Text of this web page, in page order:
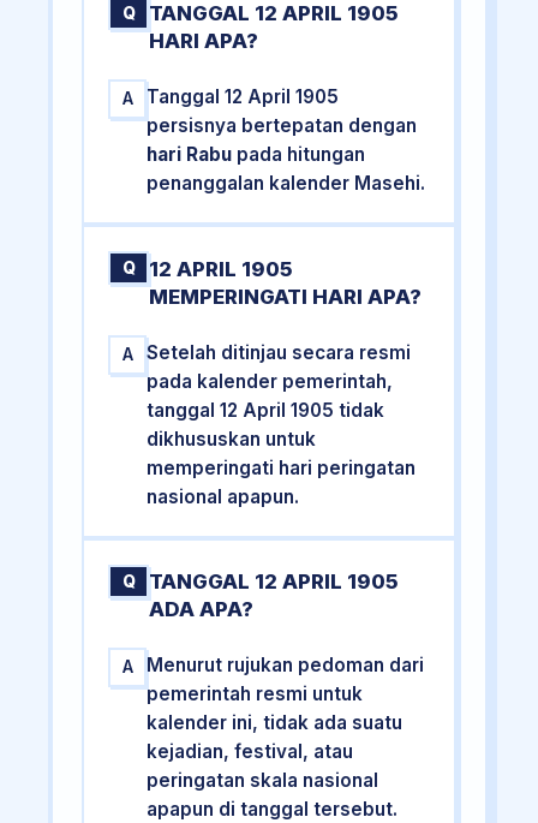
Q
TANGGAL 12 APRIL 1905
HARI APA?
A
Tanggal 12 April 1905
persisnya bertepatan dengan
hari Rabu pada hitungan
penanggalan kalender Masehi.
Q
12 APRIL 1905
MEMPERINGATI HARI APA?
A
Setelah ditinjau secara resmi
pada kalender pemerintah,
tanggal 12 April 1905 tidak
dikhususkan untuk
memperingati hari peringatan
nasional apapun.
Q
TANGGAL 12 APRIL 1905
ADA APA?
A
Menurut rujukan pedoman dari
pemerintah resmi untuk
kalender ini, tidak ada suatu
kejadian, festival, atau
peringatan skala nasional
apapun di tanggal tersebut.